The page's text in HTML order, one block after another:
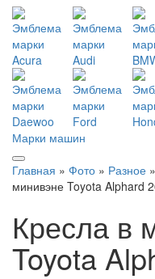
Марки машин
Главная » Фото » Разное »
минивэне Toyota Alphard
Кресла в
Toyota